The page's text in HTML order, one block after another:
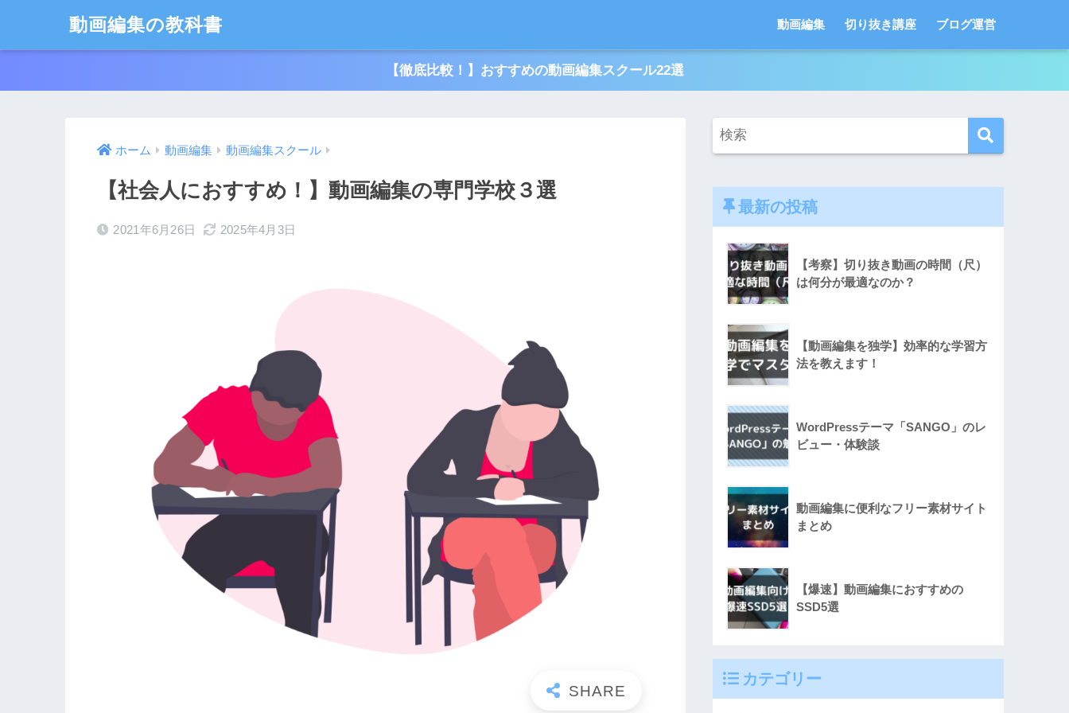
動画編集の教科書 動画編集 切り抜き講座 ブログ運営
【徹底比較！】おすすめの動画編集スクール22選
ホーム 動画編集 動画編集スクール
【社会人におすすめ！】動画編集の専門学校３選
2021年6月26日 2025年4月3日
最新の投稿
【考察】切り抜き動画の時間（尺）
は何分が最適なのか？
【動画編集を独学】効率的な学習方
法を教えます！
WordPressテーマ「SANGO」のレ
ビュー・体験談
動画編集に便利なフリー素材サイト
まとめ
【爆速】動画編集におすすめの
SSD5選
カテゴリー